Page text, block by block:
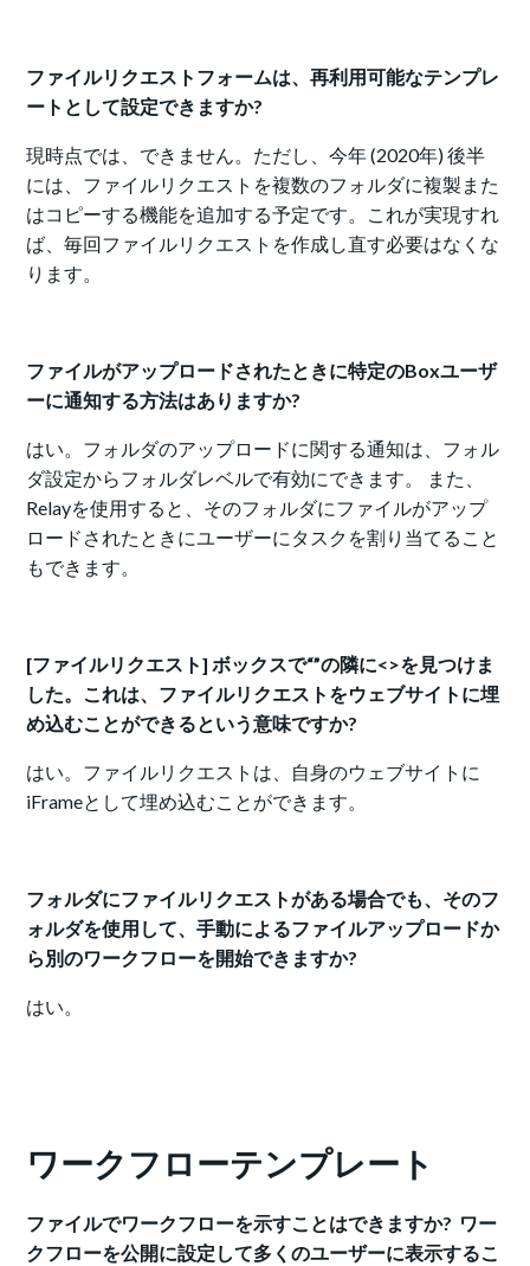
ファイルリクエストフォームは、再利用可能なテンプレ
ートとして設定できますか?
現時点では、できません。ただし、今年 (2020年) 後半
には、ファイルリクエストを複数のフォルダに複製また
はコピーする機能を追加する予定です。これが実現すれ
ば、毎回ファイルリクエストを作成し直す必要はなくな
ります。
ファイルがアップロードされたときに特定のBoxユーザ
ーに通知する方法はありますか?
はい。フォルダのアップロードに関する通知は、フォル
ダ設定からフォルダレベルで有効にできます。 また、
Relayを使用すると、そのフォルダにファイルがアップ
ロードされたときにユーザーにタスクを割り当てること
もできます。
[ファイルリクエスト] ボックスで“”の隣に<>を見つけま
した。これは、ファイルリクエストをウェブサイトに埋
め込むことができるという意味ですか?
はい。ファイルリクエストは、自身のウェブサイトに
iFrameとして埋め込むことができます。
フォルダにファイルリクエストがある場合でも、そのフ
ォルダを使用して、手動によるファイルアップロードか
ら別のワークフローを開始できますか?
はい。
ワークフローテンプレート
ファイルでワークフローを示すことはできますか? ワー
クフローを公開に設定して多くのユーザーに表示するこ